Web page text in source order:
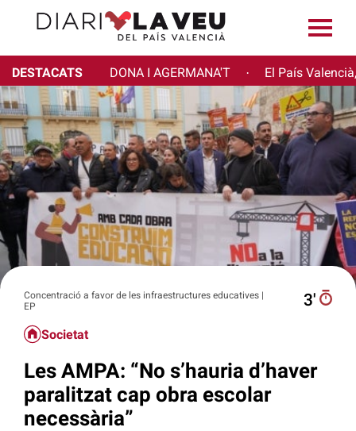
DESTACATS DONA I AGERMANA'T · El País
Concentració a favor de les infraestructures educatives |
EP
3′
Societat
Les AMPA: “No s’hauria d’haver
paralitzat cap obra escolar
necessària”